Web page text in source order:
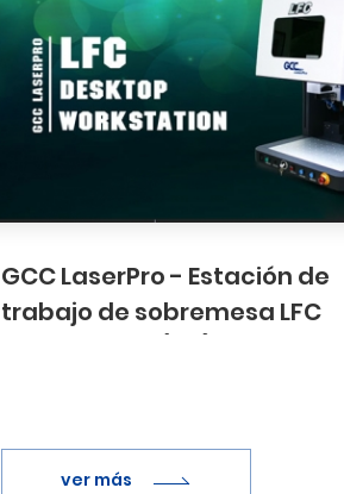
GCC LaserPro - Estación de
trabajo de sobremesa LFC
ver más